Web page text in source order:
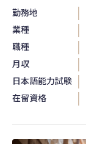
勤務地
業種
職種
月収
日本語能力試験
在留資格